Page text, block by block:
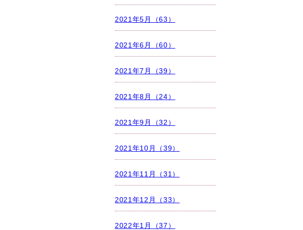
2021年5月（63）
2021年6月（60）
2021年7月（39）
2021年8月（24）
2021年9月（32）
2021年10月（39）
2021年11月（31）
2021年12月（33）
2022年1月（37）